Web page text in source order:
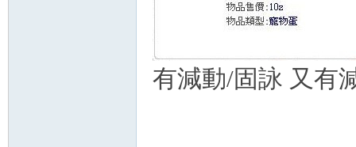
有減動/固詠 又有